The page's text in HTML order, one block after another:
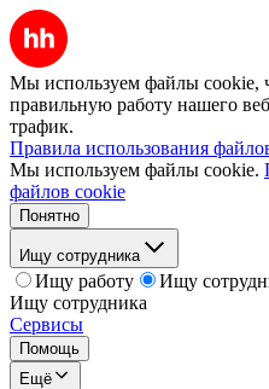
Мы используем файлы cookie,
правильную работу нашего
трафик.
Правила использования
Мы используем файлы cookie.
файлов cookie
Понятно
Ищу сотрудника
Ищу работу
Ищу
Ищу сотрудника
Сервисы
Помощь
Ещё